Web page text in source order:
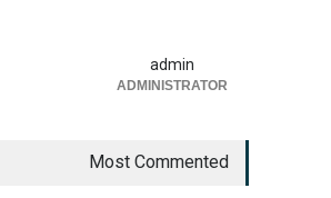
admin
ADMINISTRATOR
Most Commented